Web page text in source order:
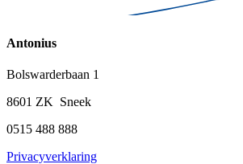
Antonius
Bolswarderbaan 1
8601 ZK Sneek
0515 488 888
Privacyverklaring